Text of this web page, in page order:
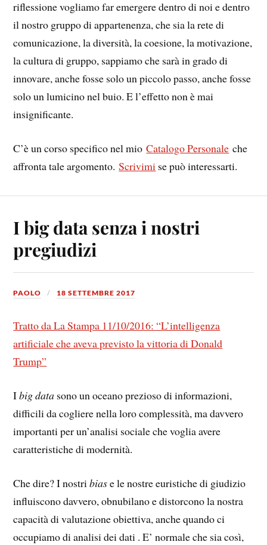
riflessione vogliamo far emergere dentro di noi e dentro
il nostro gruppo di appartenenza, che sia la rete di
comunicazione, la diversità, la coesione, la motivazione,
la cultura di gruppo, sappiamo che sarà in grado di
innovare, anche fosse solo un piccolo passo, anche fosse
solo un lumicino nel buio. E l’effetto non è mai
insignificante.
C’è un corso specifico nel mioCatalogo Personale che
affronta tale argomento.Scrivimi se può interessarti.
I big data senza i nostri
pregiudizi
PAOLO 18 SETTEMBRE 2017
Tratto da La Stampa 11/10/2016: “L’intelligenza
artificiale che aveva previsto la vittoria di Donald
Trump”
Ibig data sono un oceano prezioso di informazioni,
difficili da cogliere nella loro complessità, ma davvero
importanti per un’analisi sociale che voglia avere
caratteristiche di modernità.
Che dire? I nostribiase le nostre euristiche di giudizio
influiscono davvero, obnubilano e distorcono la nostra
capacità di valutazione obiettiva, anche quando ci
occupiamo di analisi dei dati . E’ normale che sia così,